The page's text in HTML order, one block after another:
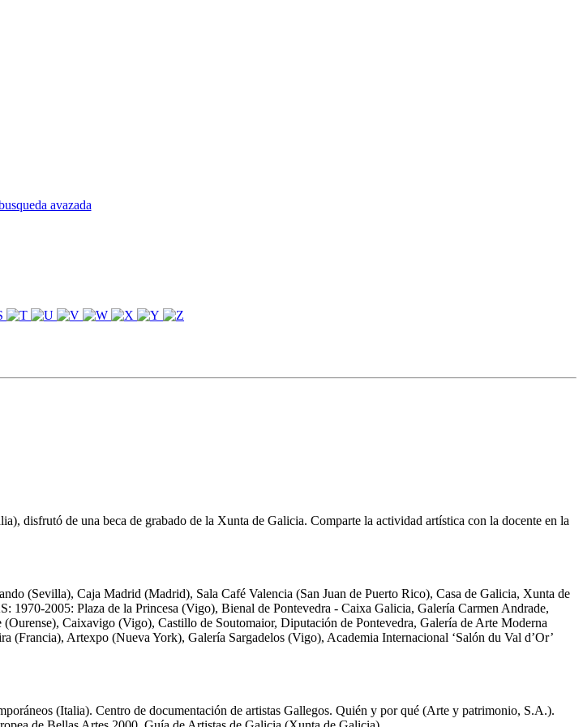
disfrutó de una beca de grabado de la Xunta de Galicia. Comparte la actividad artística con la docente en la
(Sevilla), Caja Madrid (Madrid), Sala Café Valencia (San Juan de Puerto Rico), Casa de Galicia, Xunta de
2005: Plaza de la Princesa (Vigo), Bienal de Pontevedra - Caixa Galicia, Galería Carmen Andrade,
Caixavigo (Vigo), Castillo de Soutomaior, Diputación de Pontevedra, Galería de Arte Moderna
Artexpo (Nueva York), Galería Sargadelos (Vigo), Academia Internacional ‘Salón du Val d’Or’
(Italia). Centro de documentación de artistas Gallegos. Quién y por qué (Arte y patrimonio, S.A.).